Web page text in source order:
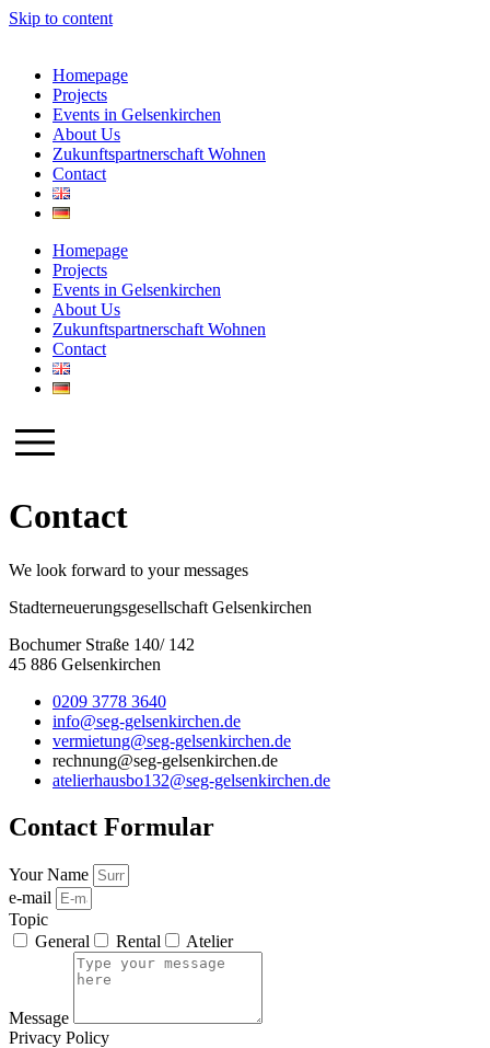
Skip to content
Homepage
Projects
Events in Gelsenkirchen
About Us
Zukunftspartnerschaft Wohnen
Contact
Homepage
Projects
Events in Gelsenkirchen
About Us
Zukunftspartnerschaft Wohnen
Contact
Contact
We look forward to your messages
Stadterneuerungsgesellschaft Gelsenkirchen
Bochumer Straße 140/ 142
45 886 Gelsenkirchen
0209 3778 3640
info@seg-gelsenkirchen.de
vermietung@seg-gelsenkirchen.de
rechnung@seg-gelsenkirchen.de
atelierhausbo132@seg-gelsenkirchen.de
Contact Formular
Your Name
e-mail
Topic
General
Rental Atelier
Message
Privacy Policy